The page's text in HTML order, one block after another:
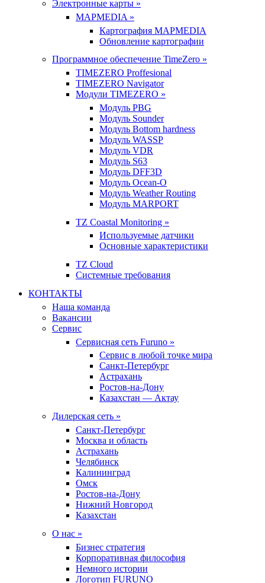
Электронные карты »
MAPMEDIA »
Картография MAPMEDIA
Обновление картографии
Программное обеспечение TimeZero »
TIMEZERO Proffesional
TIMEZERO Navigator
Модули TIMEZERO »
Модуль PBG
Модуль Sounder
Модуль Bottom hardness
Модуль WASSP
Модуль VDR
Модуль S63
Модуль DFF3D
Модуль Ocean-O
Модуль Weather Routing
Модуль MARPORT
TZ Coastal Monitoring »
Используемые датчики
Основные характеристики
TZ Cloud
Системные требования
КОНТАКТЫ
Наша команда
Вакансии
Сервис
Сервисная сеть Furuno »
Сервис в любой точке мира
Санкт-Петербург
Астрахань
Ростов-на-Дону
Казахстан — Актау
Дилерская сеть »
Санкт-Петербург
Москва и область
Астрахань
Челябинск
Калининград
Омск
Ростов-на-Дону
Нижний Новгород
Казахстан
О нас »
Бизнес стратегия
Корпоративная философия
Немного истории
Логотип FURUNO